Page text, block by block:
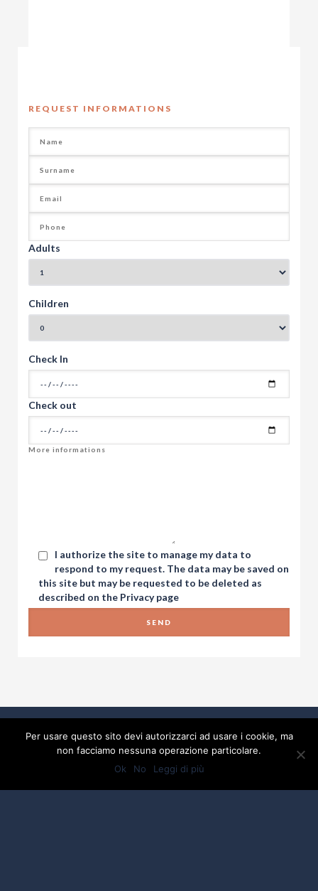
REQUEST INFORMATIONS
Adults
Children
Check In
Check out
I authorize the site to manage my data to
respond to my request. The data may be saved on
this site but may be requested to be deleted as
described on the Privacypage
Per usare questo sito devi autorizzarci ad usare i cookie, ma
non facciamo nessuna operazione particolare.
Ok
No Leggi di più